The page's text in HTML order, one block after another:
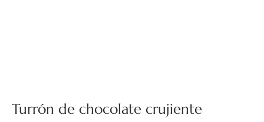
Turrón de chocolate crujiente